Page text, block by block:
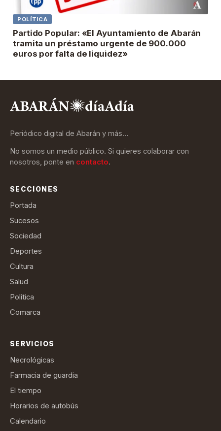
POLÍTICA
Partido Popular: «El Ayuntamiento de Abarán
tramita un préstamo urgente de 900.000
euros por falta de liquidez»
Periódico digital de Abarán y más…
No somos un medio público. Si quieres colaborar con
nosotros, ponte en contacto.
SECCIONES
Portada
Sucesos
Sociedad
Deportes
Cultura
Salud
Política
Comarca
SERVICIOS
Necrológicas
Farmacia de guardia
El tiempo
Horarios de autobús
Calendario